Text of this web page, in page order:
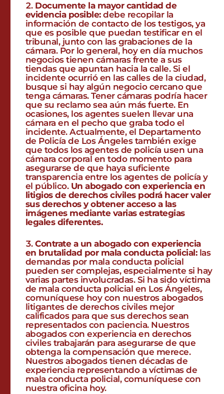
Documente la mayor cantidad de
evidencia posible:debe recopilar la
información de contacto de los testigos, ya
que es posible que puedan testificar en el
tribunal, junto con las grabaciones de la
cámara. Por lo general, hoy en día muchos
negocios tienen cámaras frente a sus
tiendas que apuntan hacia la calle. Si el
incidente ocurrió en las calles de la ciudad,
busque si hay algún negocio cercano que
tenga cámaras. Tener cámaras podría hacer
que su reclamo sea aún más fuerte. En
ocasiones, los agentes suelen llevar una
cámara en el pecho que graba todo el
incidente. Actualmente, el Departamento
de Policía de Los Ángeles también exige
que todos los agentes de policía usen una
cámara corporal en todo momento para
asegurarse de que haya suficiente
transparencia entre los agentes de policía y
el público. Un abogado con experiencia en
litigios de derechos civiles podrá hacer valer
sus derechos y obtener acceso a las
imágenes mediante varias estrategias
legales diferentes.
Contrate a un abogado con experiencia
en brutalidad por mala conducta policial:las
demandas por mala conducta policial
pueden ser complejas, especialmente si hay
varias partes involucradas. Si ha sido víctima
de mala conducta policial en Los Ángeles,
comuníquese hoy con nuestros abogados
litigantes de derechos civiles mejor
calificados para que sus derechos sean
representados con paciencia. Nuestros
abogados con experiencia en derechos
civiles trabajarán para asegurarse de que
obtenga la compensación que merece.
Nuestros abogados tienen décadas de
experiencia representando a víctimas de
mala conducta policial, comuníquese con
nuestra oficina hoy.